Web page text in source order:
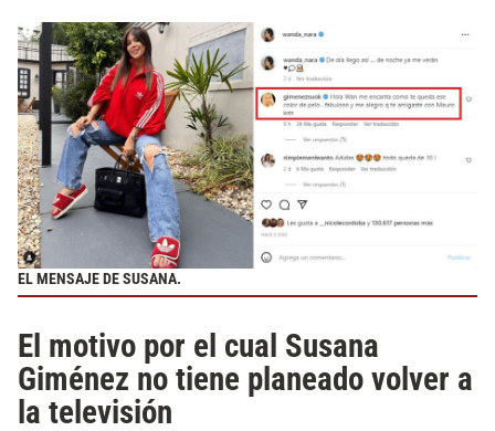
EL MENSAJE DE SUSANA.
El motivo por el cual Susana
Giménez no tiene planeado volver a
la televisión